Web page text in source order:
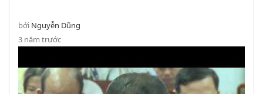
TÂM Y TẾ AN NHƠN
bởi Nguyễn Dũng
3 năm trước